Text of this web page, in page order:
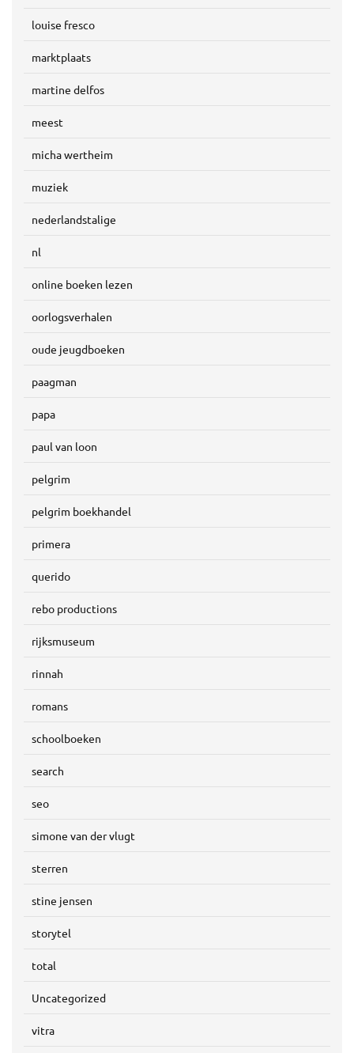
louise fresco
marktplaats
martine delfos
meest
micha wertheim
muziek
nederlandstalige
nl
online boeken lezen
oorlogsverhalen
oude jeugdboeken
paagman
papa
paul van loon
pelgrim
pelgrim boekhandel
primera
querido
rebo productions
rijksmuseum
rinnah
romans
schoolboeken
search
seo
simone van der vlugt
sterren
stine jensen
storytel
total
Uncategorized
vitra